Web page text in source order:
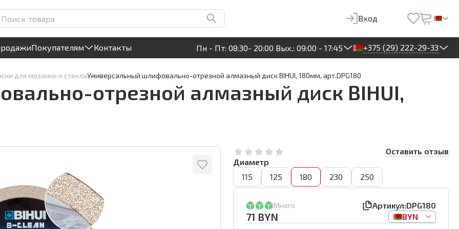
Круглосуточный! Прием заявок на сайте
Вход
Покупателям Контакты Пн - Пт: 08:30- 20:00 Вых.: 09:00 - 17:45 +375 (29) 222-29-33
диск BIHUI, 180мм,
В корзину
для мозаики и стеклаУниверсальный шлифовально-отрезной алмазный диск BIHUI, 180мм, арт.DPG180
отрезной алмазный диск BIHUI,
Оставить отзыв
Диаметр
115
125 180 230 250
Много Артикул:DPG180
71 BYN BYN